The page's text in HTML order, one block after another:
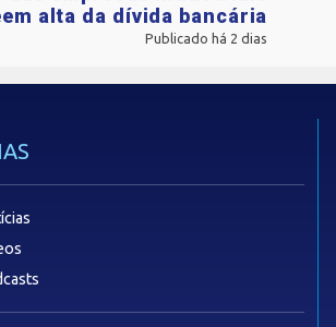
alta da dívida bancária
Publicado há 2 dias